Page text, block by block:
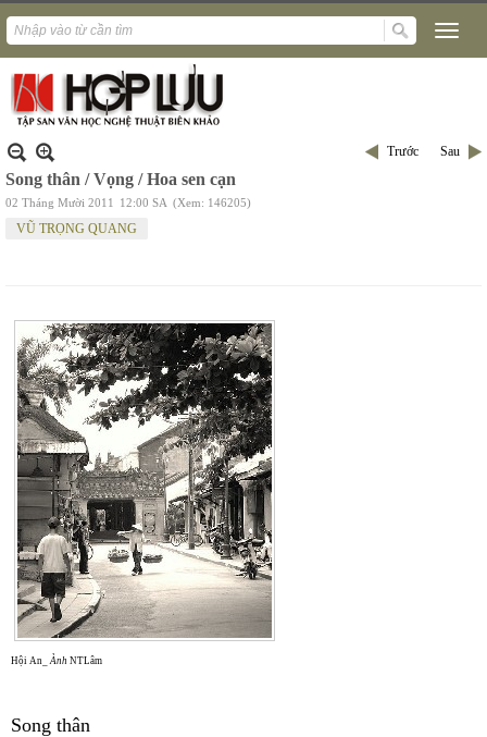
Trước Sau
Song thân / Vọng / Hoa sen cạn
02 Tháng Mười 2011 12:00 SA (Xem: 146205)
VŨ TRỌNG QUANG
Hội An_Ành NTLâm
Song thân